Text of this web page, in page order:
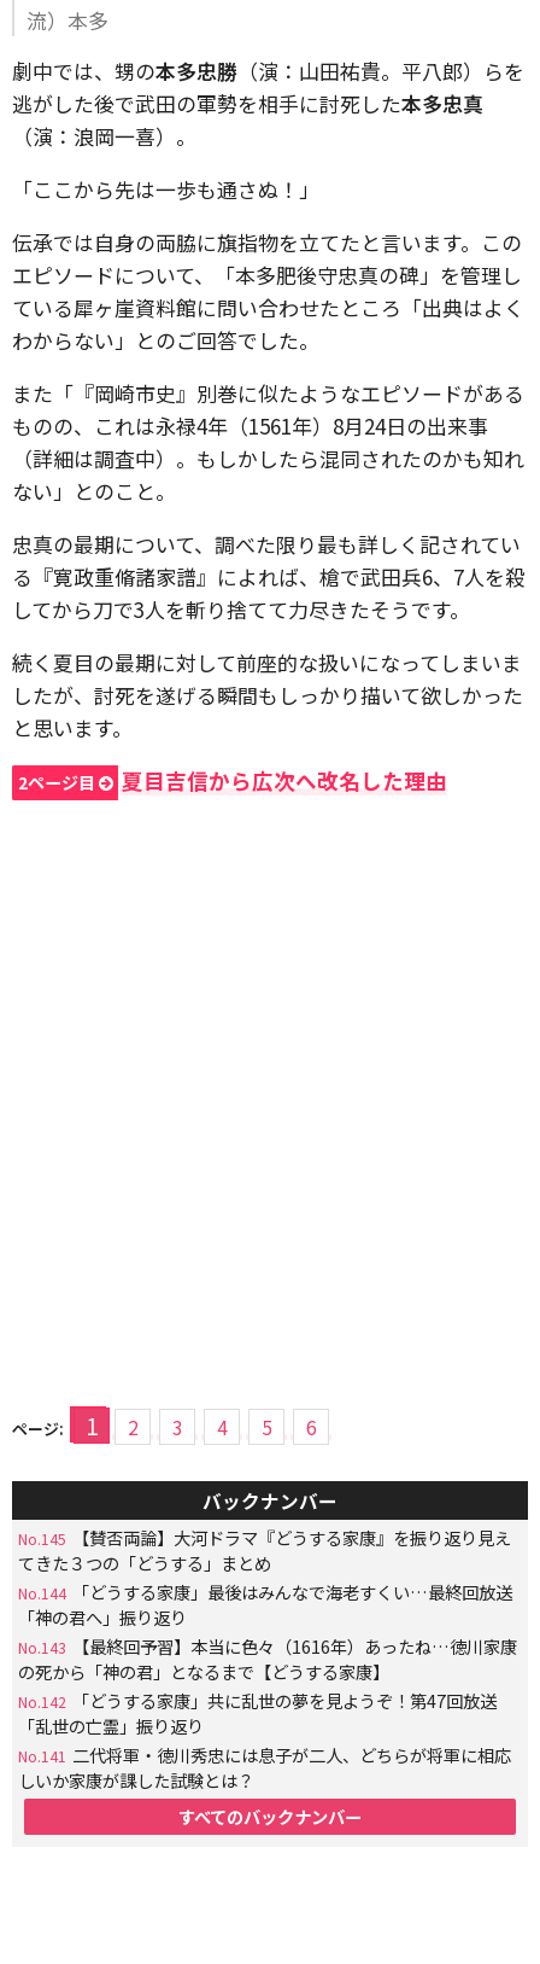
流）本多
劇中では、甥の本多忠勝 （演：山田祐貴。平八郎）らを
逃がした後で武田の軍勢を相手に討死した本多忠真
（演：浪岡一喜）。
「ここから先は一歩も通さぬ！」
伝承では自身の両脇に旗指物を立てたと言います。この
エピソードについて、「本多肥後守忠真の碑」を管理し
ている犀ヶ崖資料館に問い合わせたところ「出典はよく
わからない」とのご回答でした。
また「『岡崎市史』別巻に似たようなエピソードがある
ものの、これは永禄4年（1561年）8月24日の出来事
（詳細は調査中）。もしかしたら混同されたのかも知れ
ない」とのこと。
忠真の最期について、調べた限り最も詳しく記されてい
る『寛政重脩諸家譜』によれば、槍で武田兵6、7人を殺
してから刀で3人を斬り捨てて力尽きたそうです。
続く夏目の最期に対して前座的な扱いになってしまいま
したが、討死を遂げる瞬間もしっかり描いて欲しかった
と思います。
2ページ目 夏目吉信から広次へ改名した理由
ページ: 1 2 3 4 5 6
バックナンバー
No.145
【賛否両論】大河ドラマ『どうする家康』を振り返り見え
てきた３つの「どうする」まとめ
No.144
「どうする家康」最後はみんなで海老すくい…最終回放送
「神の君へ」振り返り
No.143
【最終回予習】本当に色々（1616年）あったね…徳川家康
の死から「神の君」となるまで【どうする家康】
No.142
「どうする家康」共に乱世の夢を見ようぞ！第47回放送
「乱世の亡霊」振り返り
No.141 二代将軍・徳川秀忠には息子が二人、どちらが将軍に相応
しいか家康が課した試験とは？
すべてのバックナンバー